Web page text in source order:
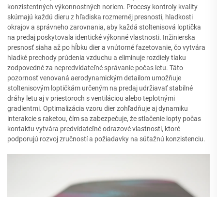
konzistentných výkonnostných noriem. Procesy kontroly kvality
skúmajú každú dieru z hľadiska rozmernéj presnosti, hladkosti
okrajov a správneho zarovnania, aby každá stoltenisová loptička
na predaj poskytovala identické výkonné vlastnosti. Inžinierska
presnosť siaha až po hĺbku dier a vnútorné fazetovanie, čo vytvára
hladké prechody prúdenia vzduchu a eliminuje rozdiely tlaku
zodpovedné za nepredvídateľné správanie počas letu. Táto
pozornosť venovaná aerodynamickým detailom umožňuje
stoltenisovým loptičkám určeným na predaj udržiavať stabilné
dráhy letu aj v priestoroch s ventiláciou alebo teplotnými
gradientmi. Optimalizácia vzoru dier zohľadňuje aj dynamiku
interakcie s raketou, čím sa zabezpečuje, že stlačenie lopty počas
kontaktu vytvára predvídateľné odrazové vlastnosti, ktoré
podporujú rozvoj zručností a požiadavky na súťažnú konzistenciu.